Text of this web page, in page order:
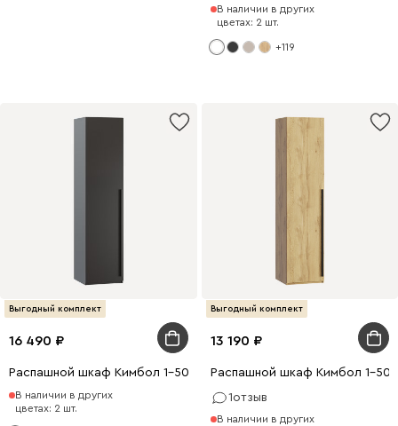
В наличии в других
цветах: 2 шт.
+119
Выгодный комплект
16 490
Распашной шкаф Кимбол 1-50x210 Черный
В наличии в других
цветах: 2 шт.
Выгодный комплект
13 190
Распашной шкаф Кимбол 1-
1отзыв
В наличии в других